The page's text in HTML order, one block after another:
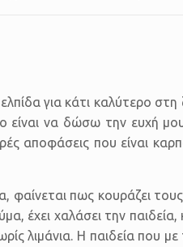
για κάτι καλύτερο
να δώσω την ευχή
αποφάσεις που είναι
πως κουράζει
έχει χαλάσει την
λιμάνια. Η παιδεία που